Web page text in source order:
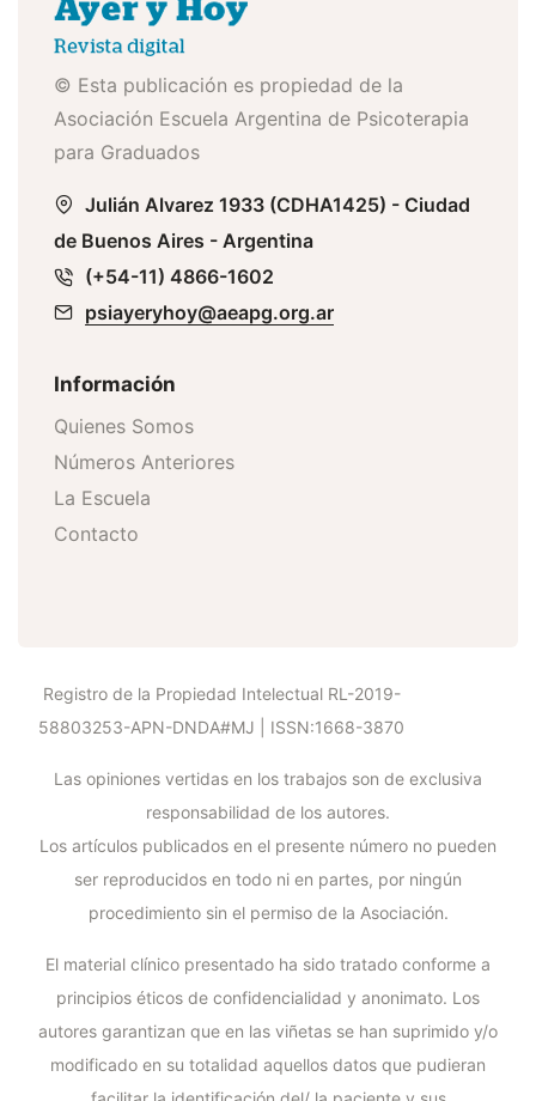
© Esta publicación es propiedad de la
Asociación Escuela Argentina de Psicoterapia
para Graduados
Julián Alvarez 1933 (CDHA1425) - Ciudad
de Buenos Aires - Argentina
(+54-11) 4866-1602
psiayeryhoy@aeapg.org.ar
Información
Quienes Somos
Números Anteriores
La Escuela
Contacto
Registro de la Propiedad Intelectual RL-2019-
58803253-APN-DNDA#MJ | ISSN:1668-3870
Las opiniones vertidas en los trabajos son de exclusiva
responsabilidad de los autores.
Los artículos publicados en el presente número no pueden
ser reproducidos en todo ni en partes, por ningún
procedimiento sin el permiso de la Asociación.
El material clínico presentado ha sido tratado conforme a
principios éticos de confidencialidad y anonimato. Los
autores garantizan que en las viñetas se han suprimido y/o
modificado en su totalidad aquellos datos que pudieran